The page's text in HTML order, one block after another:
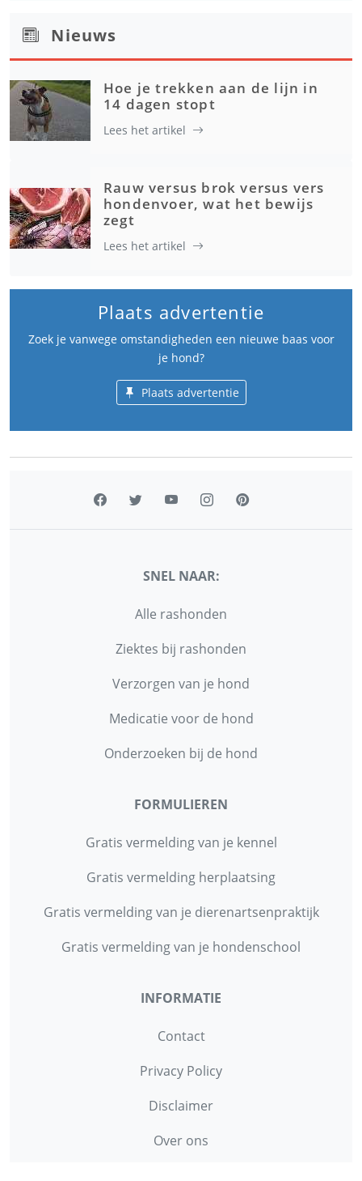
Nieuws
Hoe je trekken aan de lijn in
14 dagen stopt
Lees het artikel
Rauw versus brok versus vers
hondenvoer, wat het bewijs
zegt
Lees het artikel
Plaats advertentie
Zoek je vanwege omstandigheden een nieuwe baas voor
je hond?
Plaats advertentie
SNEL NAAR:
Alle rashonden
Ziektes bij rashonden
Verzorgen van je hond
Medicatie voor de hond
Onderzoeken bij de hond
FORMULIEREN
Gratis vermelding van je kennel
Gratis vermelding herplaatsing
Gratis vermelding van je dierenartsenpraktijk
Gratis vermelding van je hondenschool
INFORMATIE
Contact
Privacy Policy
Disclaimer
Over ons